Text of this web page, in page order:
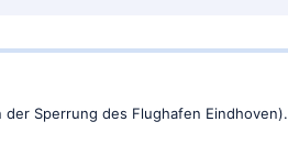
Sperrung des Flughafen Eindhoven).